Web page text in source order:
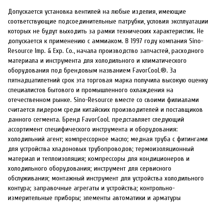
Допускается установка вентилей на любые изделия, имеющие
соответствующие подсоединительные патрубки, условия эксплуатации
которых не будут выходить за рамки технических характеристик. Не
допускается к применению с аммиаком. В 1997 году компания Sino-
Resource Imp. & Exp. Co., начала производство запчастей, расходного
материала и инструмента для холодильного и климатического
оборудования под брендовым названием FavorCooL®. За
пятнадцатилетний срок эта торговая марка получила высокую оценку
специалистов бытового и промышленного охлаждения на
отечественном рынке. Sino-Resource вместе со своими филиалами
считается лидером среди китайских производителей и поставщиков
данного сегмента. Бренд FavorCooL представляет следующий
ассортимент специфического инструмента и оборудования:
холодильний агент; компрессорное масло; медная труба с фитингами
для устройства хладоновых трубопроводов; термоизоляционный
материал и теплоизоляция; компрессоры для кондиционеров и
холодильного оборудования; инструмент для сервисного
обслуживания; монтажный инструмент для устройства холодильного
контура; заправочные агрегаты и устройства; контрольно-
измерительные приборы; элементы автоматики и арматуры